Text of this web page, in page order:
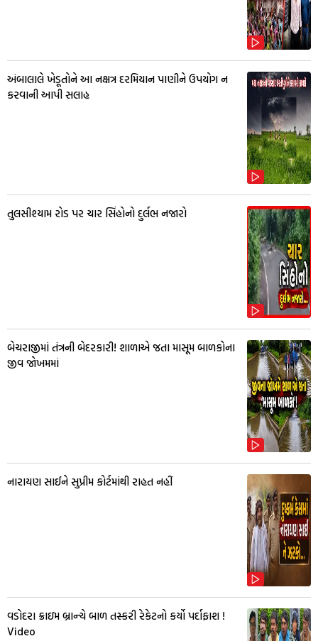
અંબાલાલે ખેડૂતોને આ નક્ષત્ર દરમિયાન પાણીને ઉપયોગ ન
કરવાની આપી સલાહ
તુલસીશ્યામ રોડ પર ચાર સિંહોનો દુર્લભ નજારો
બેચરાજીમાં તંત્રની બેદરકારી! શાળાએ જતા માસૂમ બાળકોના
જીવ જોખમમાં
નારાયણ સાઈને સુપ્રીમ કોર્ટમાંથી રાહત નહીં
વડોદરા ક્રાઇમ બ્રાન્ચે બાળ તસ્કરી રેકેટનો કર્યો પર્દાફાશ !
Video